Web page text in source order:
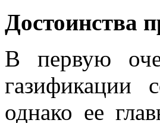
Достоинства
В первую
газификации
однако ее